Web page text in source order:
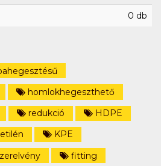
0 db
homlokhegeszthető
redukció
HDPE
KPE
fitting